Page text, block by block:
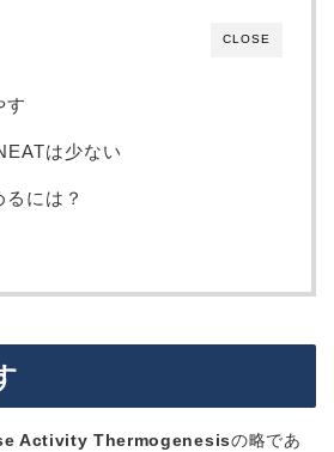
CLOSE
す
は少ない
には？
Activity Thermogenesisの略であ